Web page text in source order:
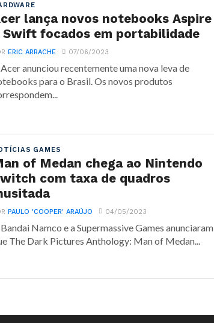
lança novos notebooks Aspire
Swift focados em portabilidade
ERIC ARRACHE 07/06/2023
anunciou recentemente uma nova leva de
para o Brasil. Os novos produtos
GAMES
of Medan chega ao Nintendo
com taxa de quadros
PAULO 'COOPER' ARAÚJO 04/05/2023
Namco e a Supermassive Games anunciaram
The Dark Pictures Anthology: Man of Medan...